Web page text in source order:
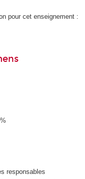
pour cet enseignement :
responsables